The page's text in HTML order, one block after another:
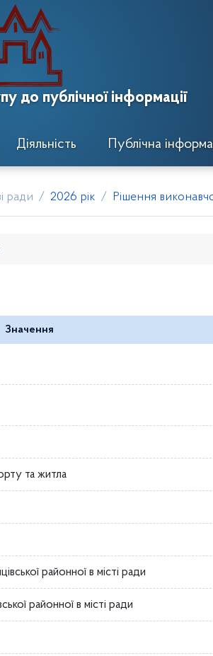
до публічної інформації
Діяльність Публічна
ради 2026 рік Рішення
Значення
та житла
районної в місті ради
районної в місті ради